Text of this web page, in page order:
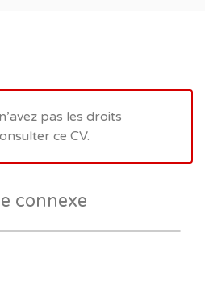
pas les droits
ce CV.
connexe